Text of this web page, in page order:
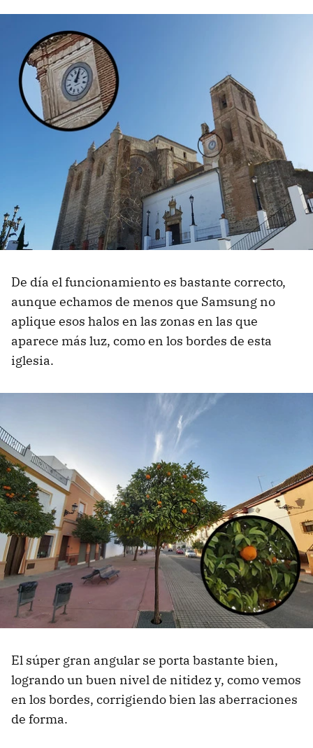
De día el funcionamiento es bastante correcto,
aunque echamos de menos que Samsung no
aplique esos halos en las zonas en las que
aparece más luz, como en los bordes de esta
iglesia.
El súper gran angular se porta bastante bien,
logrando un buen nivel de nitidez y, como vemos
en los bordes, corrigiendo bien las aberraciones
de forma.